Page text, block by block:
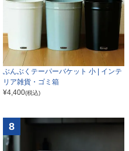
ぶんぶくテーパーバケット 小 | インテ
リア雑貨・ゴミ箱
¥4,400(税込)
8